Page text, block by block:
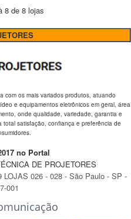
8 de 8 lojas
com os mais variados produtos, atuando
e equipamentos eletrônicos em geral, área
onde qualidade, variedade, garantia e
total satisfação, confiança e preferência de
no Portal
DE PROJETORES
LOJAS 026 - 028 - São Paulo- SP -
001